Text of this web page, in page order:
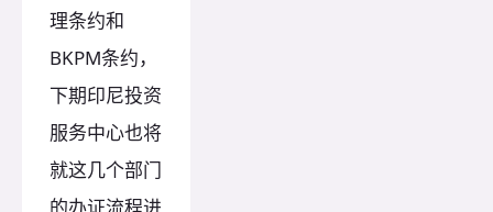
理条约和
BKPM条约，
下期印尼投资
服务中心也将
就这几个部门